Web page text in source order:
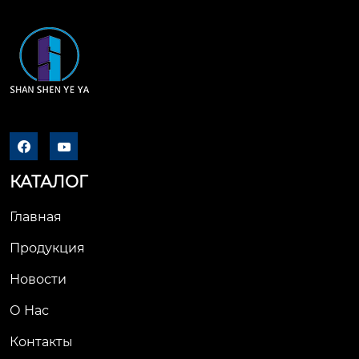
ля поддержки вращ
ающихся режущих и
нструментов или за
ерации.
высокоскоростные
токарные станки: в
оростной резки пол
алы могут эффектив
нагрузку на инстру
ективность резания
 
КАТАЛОГ
Главная
Продукция
Новости
О Нас
Контакты